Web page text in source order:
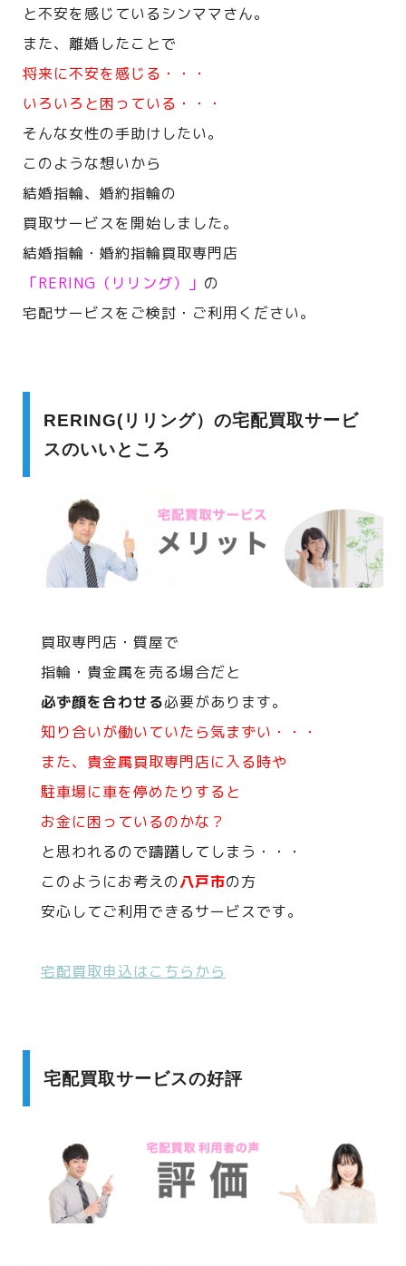
と不安を感じているシンママさん。
また、離婚したことで
将来に不安を感じる・・・
いろいろと困っている・・・
そんな女性の手助けしたい。
このような想いから
結婚指輪、婚約指輪の
買取サービスを開始しました。
結婚指輪・婚約指輪買取専門店
「RERING（リリング）」 の
宅配サービスをご検討・ご利用ください。
RERING(リリング）の宅配買取サービ
スのいいところ
買取専門店・質屋で
指輪・貴金属を売る場合だと
必ず顔を合わせる必要があります。
知り合いが働いていたら気まずい・・・
また、貴金属買取専門店に入る時や
駐車場に車を停めたりすると
お金に困っているのかな？
と思われるので躊躇してしまう・・・
このようにお考えの八戸市の方
安心してご利用できるサービスです。
宅配買取申込はこちらから
宅配買取サービスの好評